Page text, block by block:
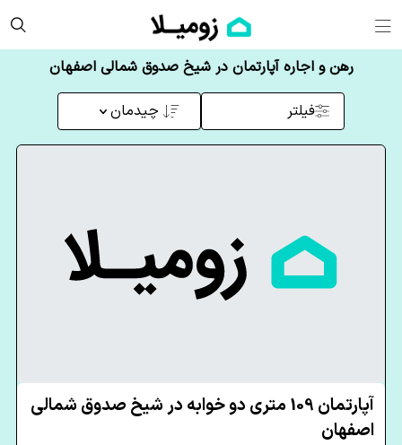
رهن و اجاره آپارتمان در شیخ صدوق شمالی اصفهان
فیلتر چیدمان
آپارتمان 109 متری دو خوابه در شیخ صدوق شمالی
اصفهان